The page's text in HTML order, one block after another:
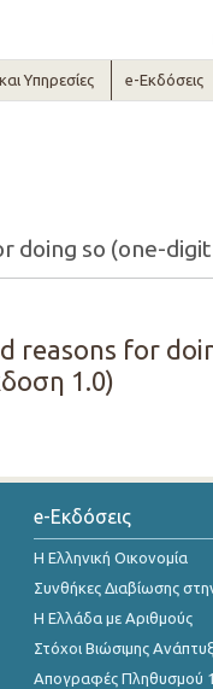
Υπηρεσίες e-Εκδόσεις
reasons for
1.0)
e-Εκδόσεις
Η Ελληνική Οικονομία
Συνθήκες Διαβίωσης
Η Ελλάδα με Αριθμούς
Στόχοι Βιώσιμης
Απογραφές Πληθυσμού